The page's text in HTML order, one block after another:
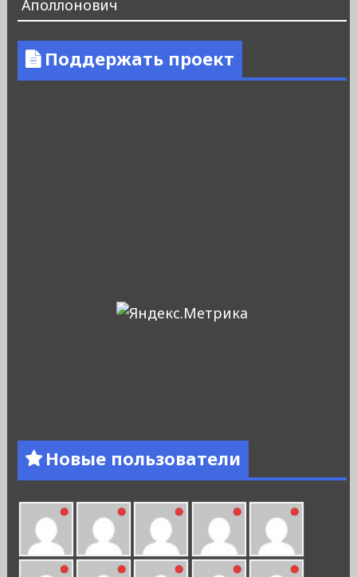
Аполлонович
Поддержать проект
Новые пользователи